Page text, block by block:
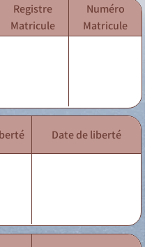
Registre
Matricule
Numéro
Matricule
Date de liberté